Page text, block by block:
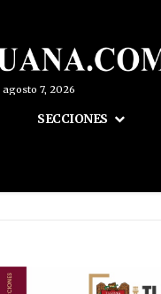
7, 2026
SECCIONES